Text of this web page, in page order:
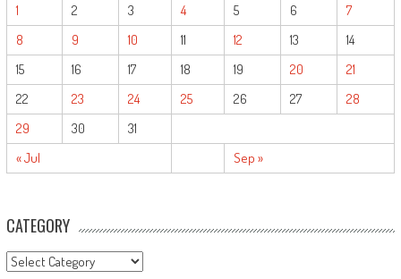
« Jul Sep »
1 2 3 4 5 6
7
8
9 10 11 12 13
14
15
16 17 18 19 20
21
22
23 24 25 26 27
28
29
30 31
CATEGORY
CATEGORY